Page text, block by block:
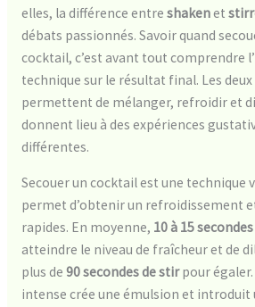
elles, la différence entre shakenet
débats passionnés. Savoir quand
cocktail, c’est avant tout comprendre
technique sur le résultat final. Les
permettent de mélanger, refroidir et
donnent lieu à des expériences
différentes.
Secouer un cocktail est une technique
permet d’obtenir un refroidissement
rapides. En moyenne, 10 à 15
atteindre le niveau de fraîcheur et de
plus de 90 secondes de stirpour
intense crée une émulsion et introduit